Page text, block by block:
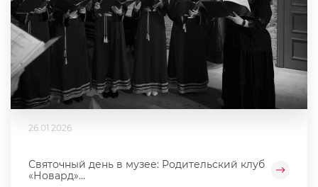
26.01.2026
Святочный день в музее: Родительский клуб
«Новард»...